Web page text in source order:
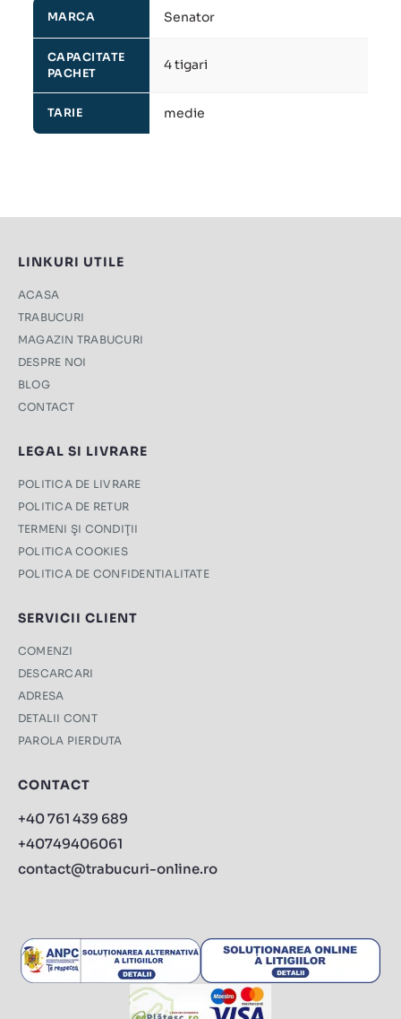
MARCA Senator
CAPACITATE
PACHET
4 tigari
TARIE medie
LINKURI UTILE
ACASA
TRABUCURI
MAGAZIN TRABUCURI
DESPRE NOI
BLOG
CONTACT
LEGAL SI LIVRARE
POLITICA DE LIVRARE
POLITICA DE RETUR
TERMENI ŞI CONDIŢII
POLITICA COOKIES
POLITICA DE CONFIDENTIALITATE
SERVICII CLIENT
COMENZI
DESCARCARI
ADRESA
DETALII CONT
PAROLA PIERDUTA
CONTACT
+40 761 439 689
+40749406061
contact@trabucuri-online.ro